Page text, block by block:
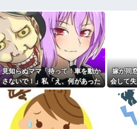
はモテない奴確定
盛りあがり←なん
つ99%バカです」
前は生ゴミの匂
学でいじめを受け
を見せても意見を
日本韓国台湾
家でも止められない
担当美容師と近
くださいよ～」私
カメムシは同種
既婚女性が夫に
時には帰宅してる
数年前に私が旅
私自身によって拾
主な税金の成り
見知らぬママ「待って！車を動か
さないで！」私「え、何があった
の！？」→慌てて降りると園長先
生が激怒していて…
嫁が同
会して